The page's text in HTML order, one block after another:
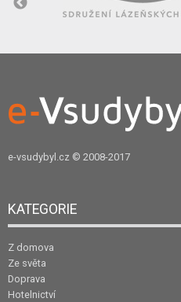
e-vsudybyl.cz © 2008-2017
KATEGORIE
Z domova
Ze světa
Doprava
Hotelnictví